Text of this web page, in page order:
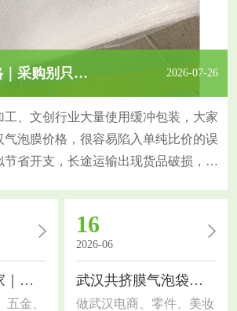
武汉气泡膜价格｜采购别只比价，这几个指标更关键 2026-07-26
工、文创行业大量使用缓冲包装，大家
气泡膜价格，很容易陷入单纯比价的误
节省开支，长途运输出现货品破损，反
挤压后不易瘪泡；回收料薄膜偏脆，短
冲效果大打折扣。同样的报价，膜克
差异，直观感受很难分辨，也是价格差
湖北气泡膜厂家｜包装选材干货，电商工厂通用指南
金、
16
2026-06
武汉共挤膜气泡袋｜包装选材干货，电商工厂都适用
做武汉电商、零件、美妆